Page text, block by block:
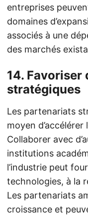
entreprises
domaines
associés à une
des marchés
14. Favoriser
stratégiques
Les partenariats
moyen
Collaborer avec
institutions
l’industrie peut
technologies, à la
Les partenariats
croissance et